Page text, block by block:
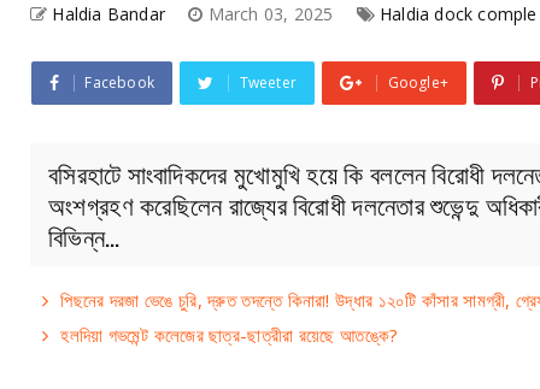
Haldia Bandar March 03, 2025 Haldia dock comple
Facebook Tweeter Google+
বসিরহাটে সাংবাদিকদের মুখোমুখি হয়ে কি বললেন বিরোধী
অংশগ্রহণ করেছিলেন রাজ্যের বিরোধী দলনেতার শুভেন্দু
বিভিন্ন…
পিছনের দরজা ভেঙে চুরি, দ্রুত তদন্তে কিনারা! উদ্ধার ১২০টি কাঁসার সামগ্রী,
হলদিয়া গভমেন্ট কলেজের ছাত্র-ছাত্রীরা রয়েছে আতঙ্কে?